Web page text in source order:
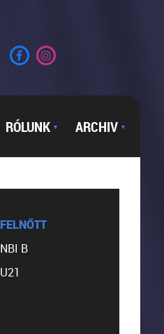
RÓLUNK ▼ ARCHIV ▼
FELNŐTT
NBI B
U21